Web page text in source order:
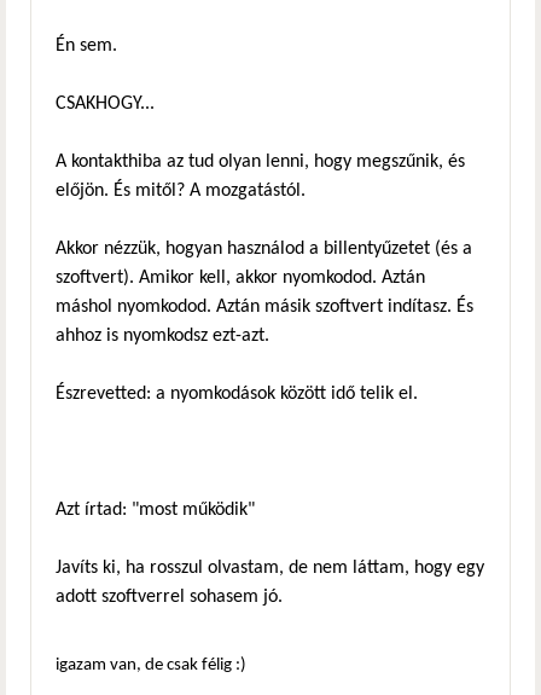
Én sem.
CSAKHOGY...
A kontakthiba az tud olyan lenni, hogy megszűnik, és
előjön. És mitől? A mozgatástól.
Akkor nézzük, hogyan használod a billentyűzetet (és a
szoftvert). Amikor kell, akkor nyomkodod. Aztán
máshol nyomkodod. Aztán másik szoftvert indítasz. És
ahhoz is nyomkodsz ezt-azt.
Észrevetted: a nyomkodások között idő telik el.
Azt írtad: "most működik"
Javíts ki, ha rosszul olvastam, de nem láttam, hogy egy
adott szoftverrel sohasem jó.
igazam van, de csak félig :)